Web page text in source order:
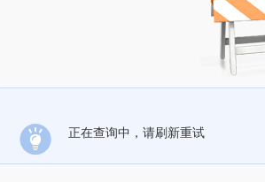
正在查询中，请刷新重试